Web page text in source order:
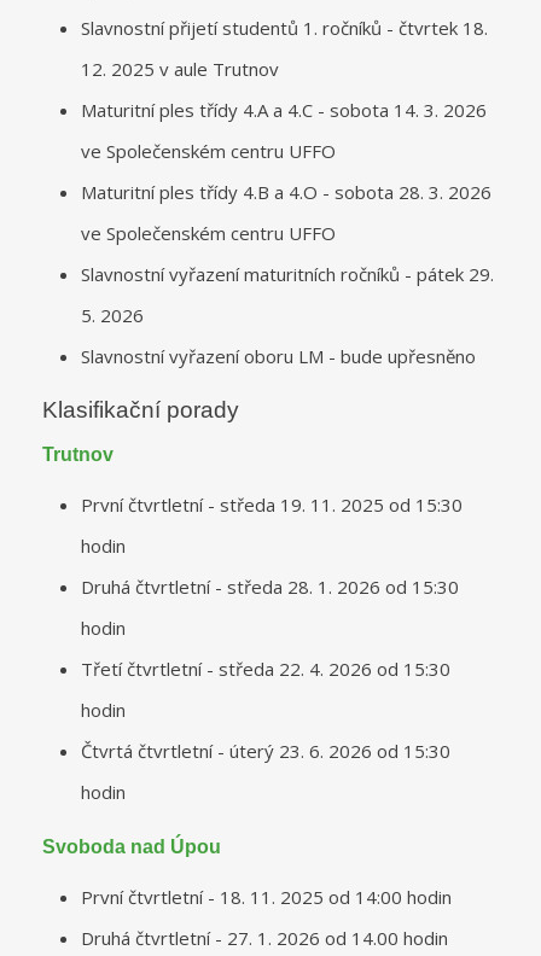
Slavnostní přijetí studentů 1. ročníků - čtvrtek 18.
12. 2025 v aule Trutnov
Maturitní ples třídy 4.A a 4.C - sobota 14. 3. 2026
ve Společenském centru UFFO
Maturitní ples třídy 4.B a 4.O - sobota 28. 3. 2026
ve Společenském centru UFFO
Slavnostní vyřazení maturitních ročníků - pátek 29.
5. 2026
Slavnostní vyřazení oboru LM - bude upřesněno
Klasifikační porady
Trutnov
První čtvrtletní - středa 19. 11. 2025 od 15:30
hodin
Druhá čtvrtletní - středa 28. 1. 2026 od 15:30
hodin
Třetí čtvrtletní - středa 22. 4. 2026 od 15:30
hodin
Čtvrtá čtvrtletní - úterý 23. 6. 2026 od 15:30
hodin
Svoboda nad Úpou
První čtvrtletní - 18. 11. 2025 od 14:00 hodin
Druhá čtvrtletní - 27. 1. 2026 od 14.00 hodin